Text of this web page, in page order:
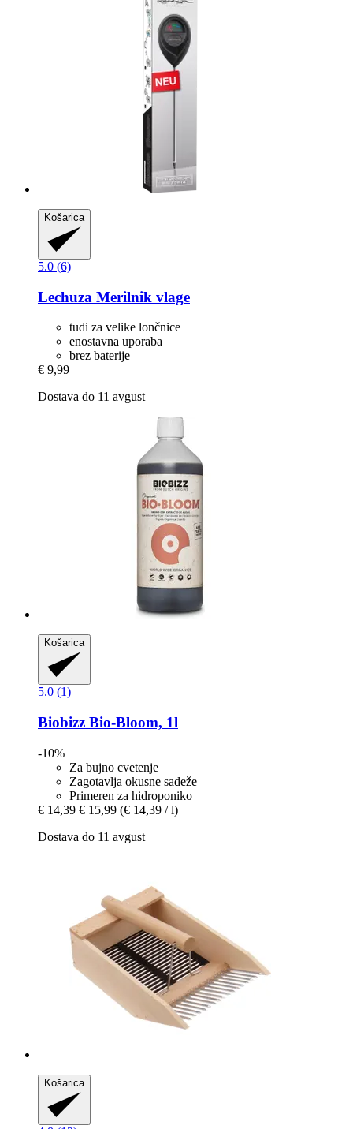
Košarica
5.0 (6)
Lechuza Merilnik vlage
tudi za velike lončnice
enostavna uporaba
brez baterije
€ 9,99
Dostava do 11 avgust
Košarica
5.0 (1)
Biobizz Bio-​Bloom, 1l
-10%
Za bujno cvetenje
Zagotavlja okusne sadeže
Primeren za hidroponiko
€ 14,39 € 15,99 (€ 14,39 / l)
Dostava do 11 avgust
Košarica